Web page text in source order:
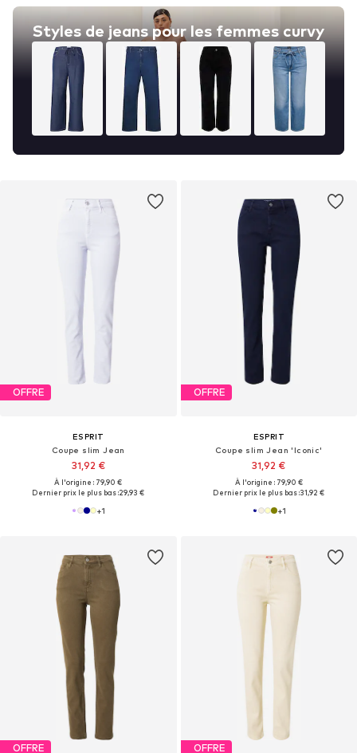
Styles de jeans pour les femmes curvy
OFFRE
ESPRIT
Coupe slim Jean
31,92 €
À l'origine : 79,90 €
Dernier prix le plus bas :29,93 €
+1
OFFRE
ESPRIT
Coupe slim Jean 'Iconic'
31,92 €
À l'origine : 79,90 €
Dernier prix le plus bas :31,92 €
+1
OFFRE OFFRE